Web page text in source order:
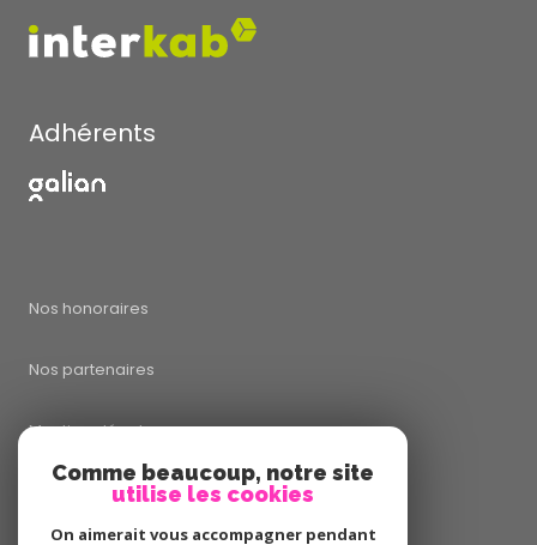
Adhérents
Nos honoraires
Nos partenaires
Mentions légales
Comme beaucoup, notre site
utilise les cookies
On aimerait vous accompagner pendant